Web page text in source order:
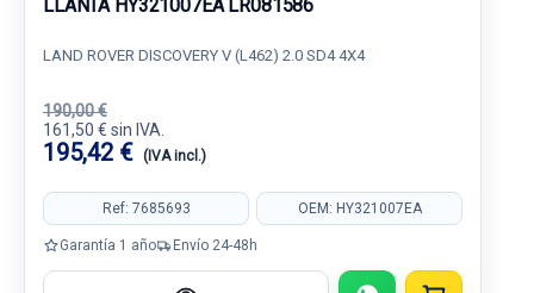
LLANTA HY321007EA LR081586
LAND ROVER DISCOVERY V (L462) 2.0 SD4 4X4
190,00 €
161,50 € sin IVA.
195,42 € (IVA incl.)
Ref: 7685693 OEM: HY321007EA
Garantía 1 año Envío 24-48h